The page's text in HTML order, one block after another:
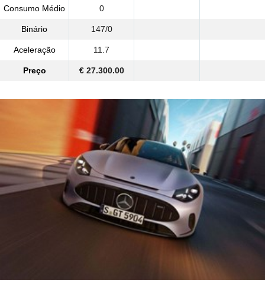
Consumo Médio 0
Binário 147/0
Aceleração 11.7
Preço € 27.300.00